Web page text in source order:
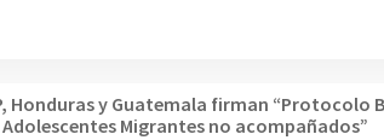
Honduras y Guatemala firman “Protocolo
Migrantes no acompañados”